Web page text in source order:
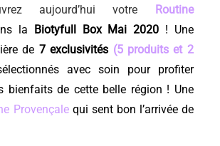
aujourd’hui votre Routine
la Biotyfull Box Mai2020 ! Une
de 7 exclusivités (5 produits et 2
avec soin pour profiter
bienfaits de cette belle région ! Une
Provençalequi sent bon l’arrivée de